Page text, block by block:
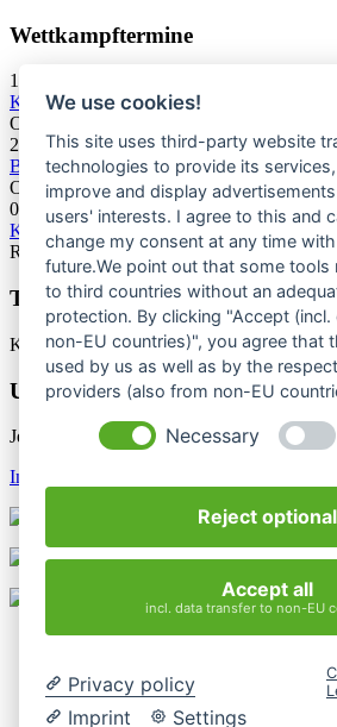
Wettkampftermine
19.09.2026
KC U9/U11/U13 Offenburg Bouldern &
Offenburg
20.09.2026
BWJC Offenburg Speed
Offenburg
03.10.2026
KC U13 Rottweil Toprope & Speed
Rottweil
Termine Bergsport &
Keine Termine
Unsere Newsletter
Jetzt unsere Newsletter entdecken
Infos & Anmeldung
Kontakt
Datenschutzerklärung
Mediathek
We use cookies!
This site uses third-party website
technologies to provide its
improve and display
users' interests. I agree to this and
change my consent at any time
future.We point out that some tools
to third countries without an
protection. By clicking "Accept
non-EU countries)", you agree that
used by us as well as by the
providers (also from non-EU
Necessary
Reject optional
Accept all
incl. data transfer to non-EU
Privacy policy
Imprint
Settings